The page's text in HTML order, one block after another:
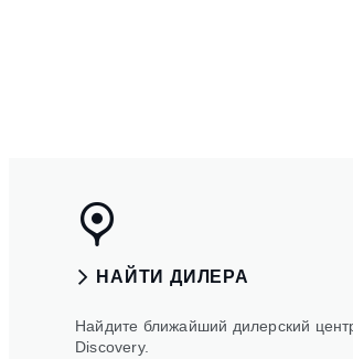
НАЙТИ ДИЛЕРА
Найдите ближайший дилерский
Discovery.